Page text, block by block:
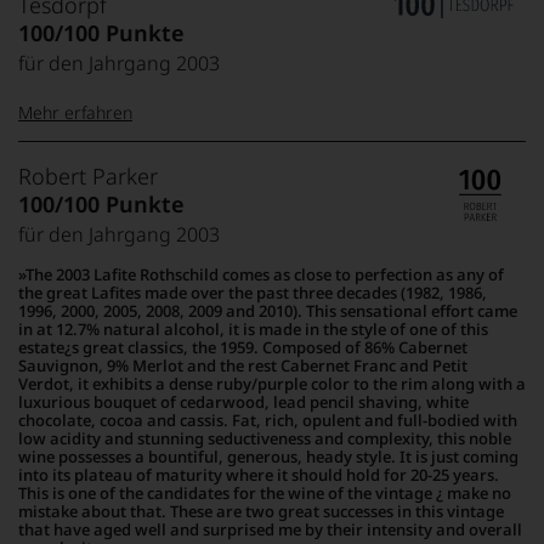
rich, opulent and full-bodied with low acidity and
stunning seductiveness and complexity, this
noble wine possesses a bountiful, generous,
heady style. It is just coming into its plateau of
maturity where it should hold for 20-25 years.
100/100 Punkte
für den Jahrgang 2003
99–100 Punkte:
95–98 Punkte:
90–94 Punkte:
85–89 Punkte:
Unter 85 Punkte:
Tesdorpf
Der
Name
Tesdorpf
steht
für
»Fine
Wine«,
für
die
edlen
Weine
der
Welt,
wie
kaum
Mehr erfahren
Robert Parker
100/100 Punkte
für den Jahrgang 2003
The 2003 Lafite Rothschild comes as close to perfection as any of
the great Lafites made over the past three decades (1982, 1986,
1996, 2000, 2005, 2008, 2009 and 2010). This sensational effort came
in at 12.7% natural alcohol, it is made in the style of one of this
estate¿s great classics, the 1959. Composed of 86% Cabernet
Sauvignon, 9% Merlot and the rest Cabernet Franc and Petit
Verdot, it exhibits a dense ruby/purple color to the rim along with a
luxurious bouquet of cedarwood, lead pencil shaving, white
chocolate, cocoa and cassis. Fat, rich, opulent and full-bodied with
low acidity and stunning seductiveness and complexity, this noble
wine possesses a bountiful, generous, heady style. It is just coming
into its plateau of maturity where it should hold for 20-25 years.
This is one of the candidates for the wine of the vintage ¿ make no
mistake about that. These are two great successes in this vintage
that have aged well and surprised me by their intensity and overall